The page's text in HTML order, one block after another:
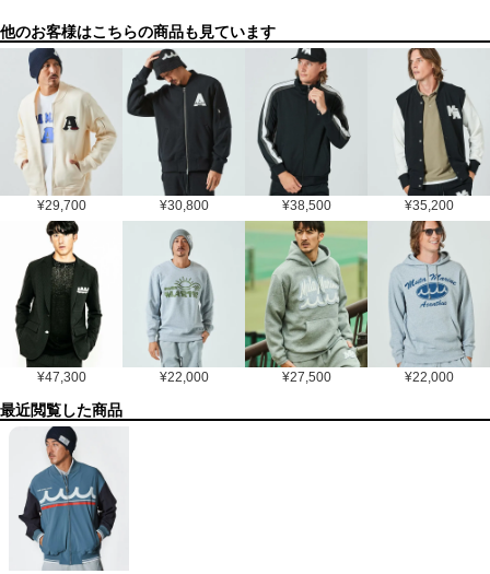
他のお客様はこちらの商品も見ています
¥29,700 ¥30,800 ¥38,500 ¥35,200
¥47,300 ¥22,000 ¥27,500 ¥22,000
最近閲覧した商品